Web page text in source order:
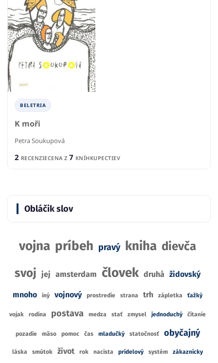
BELETRIA
K moři
Petra Soukupová
2 RECENZIECENA Z 7 KNÍHKUPECTIEV
Obláčik slov
vojna príbeh pravý kniha dievča
svoj jej amsterdam človek druhá židovský
mnoho iný vojnový prostredie strana trh zápletka ťažký
vojak rodina postava medza stať zmysel jednoduchý čítanie
pozadie mäso pomoc čas mladučký statočnosť obyčajný
láska smútok život rok nacista prídelový systém zákaznícky